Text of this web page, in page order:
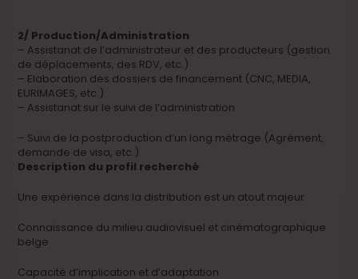
2/ Production/Administration
– Assistanat de l’administrateur et des producteurs (gestion
de déplacements, des RDV, etc.)
– Elaboration des dossiers de financement (CNC, MEDIA,
EURIMAGES, etc.)
– Assistanat sur le suivi de l’administration
– Suivi de la postproduction d’un long métrage (Agrément,
demande de visa, etc.)
Description du profil recherché
Une expérience dans la distribution est un atout majeur
Connaissance du milieu audiovisuel et cinématographique
belge
Capacité d’implication et d’adaptation